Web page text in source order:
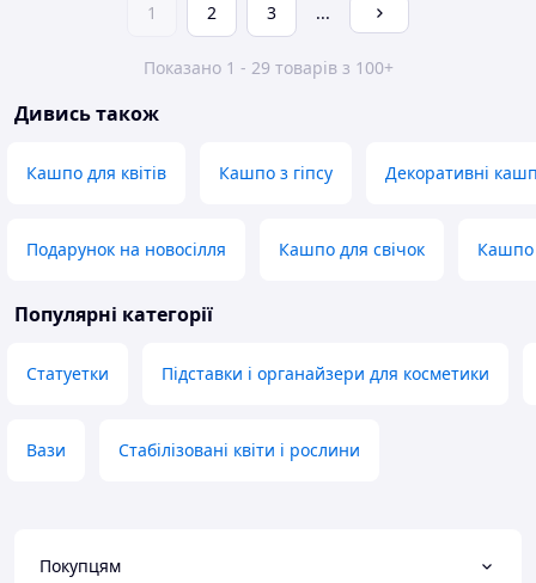
1 2 3 ...
Показано 1 - 29 товарів з 100+
Дивись також
Кашпо для квітів Кашпо з гіпсу Декоративні
Подарунок на новосілля Кашпо для свічок Кашпо
Популярні категорії
Статуетки Підставки і органайзери для косметики
Вази Стабілізовані квіти і рослини
Покупцям